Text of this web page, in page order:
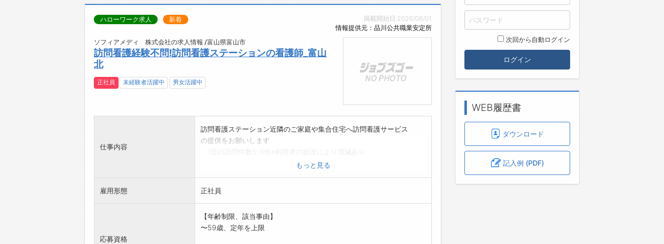
掲載開始日:2026/08/01
情報提供元：品川公共職業安定所
ハローワーク求人 新着
ソフィアメディ 株式会社の求人情報 /富山県富山市
訪問看護経験不問!訪問看護ステーションの看護師_富山
北
正社員 未経験者活躍中 男女活躍中
仕事内容
訪問看護ステーション近隣のご家庭や集合住宅へ訪問看護サービス
の提供をお願いします
【訪問時の業務内容】
・健康状態の観察や医療処置(バイタルチェック、点滴、注射、�
・医療機器の管理(呼吸器管理など)
・その他、各種介助(清拭、手足浴など)
もっと見る
雇用形態 正社員
応募資格
【年齢制限、該当事由】
〜59歳、定年を上限
次回から自動ログイン
ログイン
WEB履歴書
ダウンロード
記入例 (PDF)